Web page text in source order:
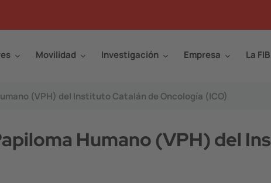
Movilidad Investigación Empresa La FIB
(VPH) del Instituto Catalán de Oncología (ICO)
Humano (VPH) del